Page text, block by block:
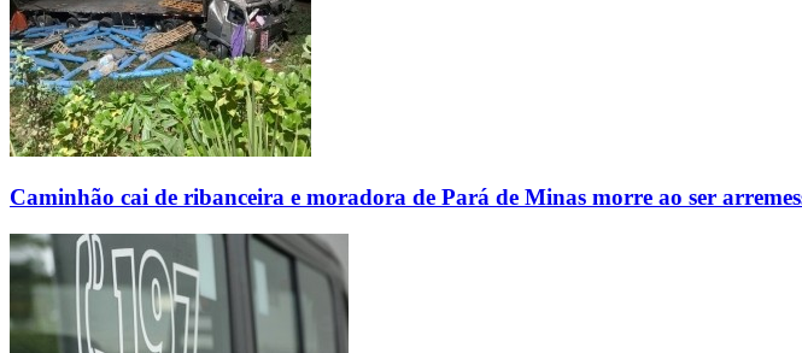
Caminhão cai de ribanceira e moradora de Pará de Minas morre ao ser